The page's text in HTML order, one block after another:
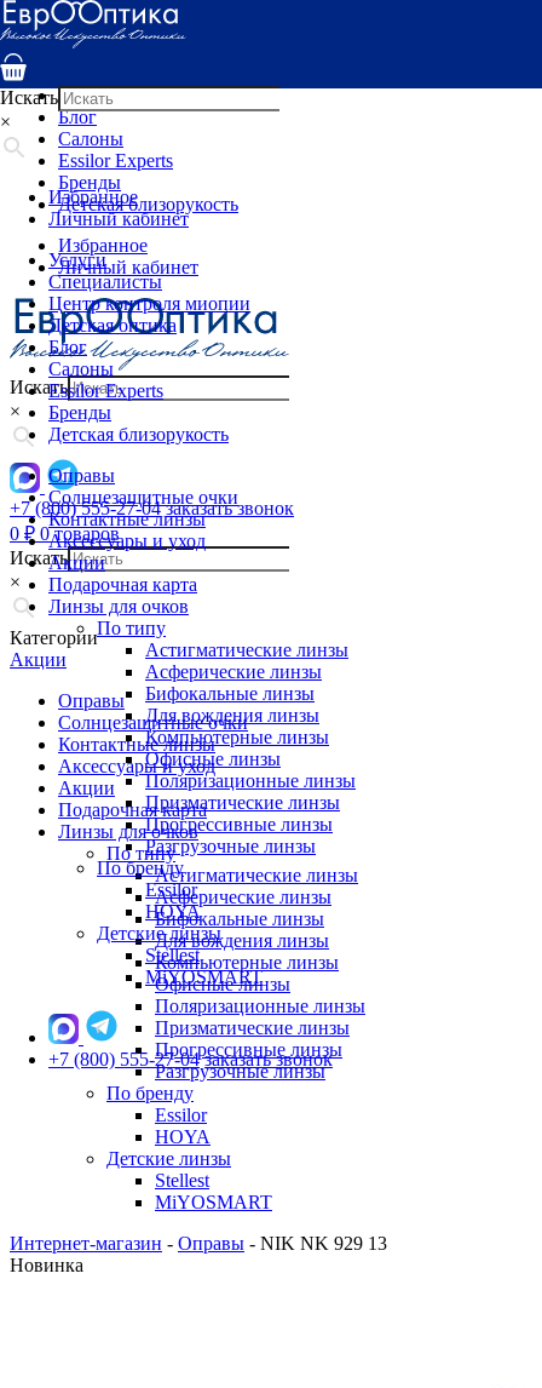
Услуги
Специалисты
Детская оптика
Блог
Салоны
Essilor Experts
Бренды
Детская близорукость
Избранное
Личный кабинет
Искать
×
+7 (800) 555-27-04 заказать звонок
0 ₽ 0 товаров
Искать
×
Категории
Акции
Оправы
Солнцезащитные очки
Контактные линзы
Аксессуары и уход
Акции
Подарочная карта
Линзы для очков
По типу
Астигматические линзы
Асферические линзы
Бифокальные линзы
Для вождения линзы
Компьютерные линзы
Офисные линзы
Поляризационные линзы
Призматические линзы
Прогрессивные линзы
Разгрузочные линзы
По бренду
Essilor
HOYA
Детские линзы
Stellest
MiYOSMART
Искать
×
Избранное
Личный кабинет
Услуги
Специалисты
Центр контроля миопии
Детская оптика
Блог
Салоны
Essilor Experts
Бренды
Детская близорукость
Оправы
Солнцезащитные очки
Контактные линзы
Аксессуары и уход
Акции
Подарочная карта
Линзы для очков
По типу
Астигматические линзы
Асферические линзы
Бифокальные линзы
Для вождения линзы
Компьютерные линзы
Офисные линзы
Поляризационные линзы
Призматические линзы
Прогрессивные линзы
Разгрузочные линзы
По бренду
Essilor
HOYA
Детские линзы
Stellest
MiYOSMART
+7 (800) 555-27-04 заказать звонок
Интернет-магазин - Оправы - NIK NK 929 13
Новинка